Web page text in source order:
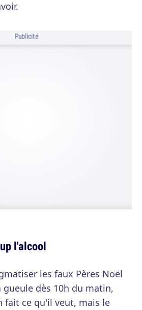
Publicité
l'alcool
les faux Pères Noël
dès 10h du matin,
fait ce qu'il veut, mais le